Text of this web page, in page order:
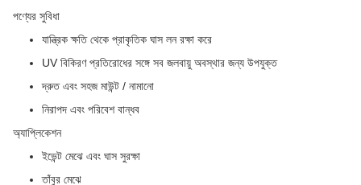
পণ্যের সুবিধা
যান্ত্রিক ক্ষতি থেকে প্রাকৃতিক ঘাস লন রক্ষা করে
UV বিকিরণ প্রতিরোধের সঙ্গে সব জলবায়ু অবস্থার জন্য উপযুক্ত
দ্রুত এবং সহজ মাউন্ট / নামানো
নিরাপদ এবং পরিবেশ বান্ধব
অ্যাপ্লিকেশন
ইভেন্ট মেঝে এবং ঘাস সুরক্ষা
তাঁবুর মেঝে